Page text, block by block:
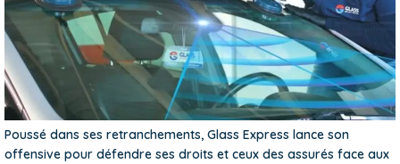
Poussé dans ses retranchements, Glass Express lance son
offensive pour défendre ses droits et ceux des assurés face aux